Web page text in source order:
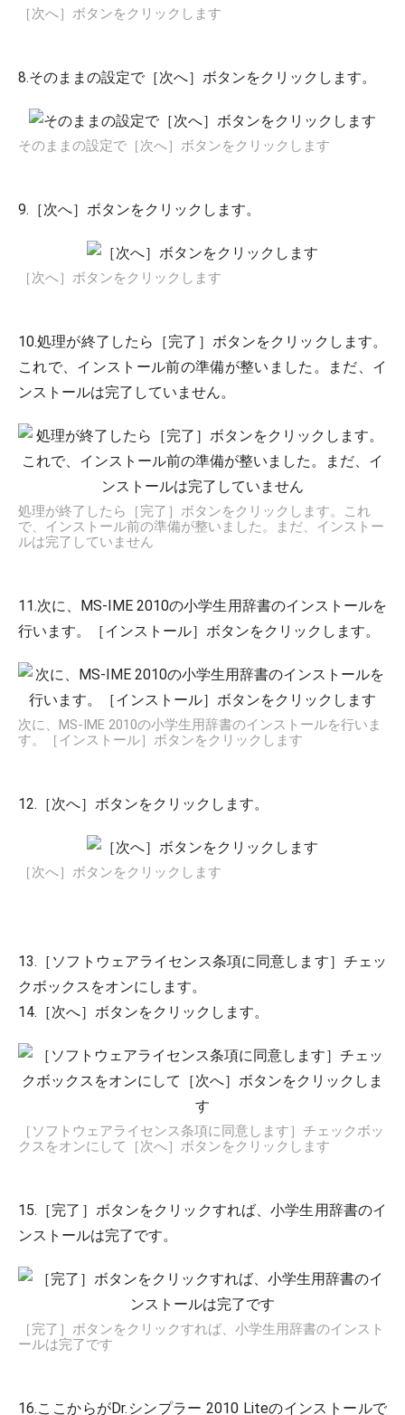
［次へ］ボタンをクリックします
8.そのままの設定で［次へ］ボタンをクリックします。
そのままの設定で［次へ］ボタンをクリックします
9.［次へ］ボタンをクリックします。
［次へ］ボタンをクリックします
10.処理が終了したら［完了］ボタンをクリックします。
これで、インストール前の準備が整いました。まだ、イ
ンストールは完了していません。
処理が終了したら［完了］ボタンをクリックします。これ
で、インストール前の準備が整いました。まだ、インストー
ルは完了していません
11.次に、MS-IME 2010の小学生用辞書のインストールを
行います。［インストール］ボタンをクリックします。
次に、MS-IME 2010の小学生用辞書のインストールを行いま
す。［インストール］ボタンをクリックします
12.［次へ］ボタンをクリックします。
［次へ］ボタンをクリックします
13.［ソフトウェアライセンス条項に同意します］チェッ
クボックスをオンにします。
14.［次へ］ボタンをクリックします。
［ソフトウェアライセンス条項に同意します］チェックボッ
クスをオンにして［次へ］ボタンをクリックします
15.［完了］ボタンをクリックすれば、小学生用辞書のイ
ンストールは完了です。
［完了］ボタンをクリックすれば、小学生用辞書のインスト
ールは完了です
16.ここからがDr.シンプラー 2010 Liteのインストールで